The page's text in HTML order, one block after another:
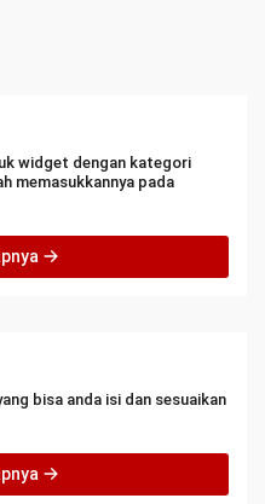
widget dengan kategori
memasukkannya pada
bisa anda isi dan sesuaikan